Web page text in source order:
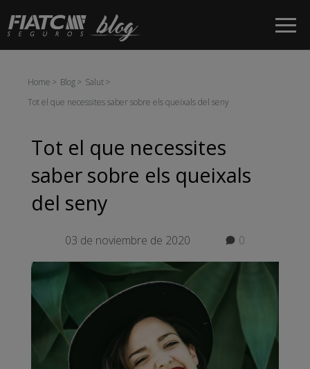
Salta al contingut principal
Home Blog
Salut
Tot el que necessites saber sobre els queixals del seny
Tot el que necessites
saber sobre els queixals
del seny
03 de noviembre de 2020 0